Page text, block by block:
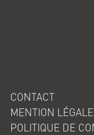
CONTACT
MENTION LÉGALE
POLITIQUE DE